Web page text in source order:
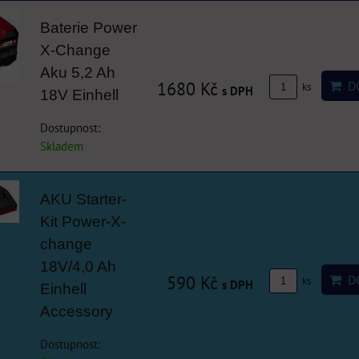
Baterie Power
X-Change
Aku 5,2 Ah
18V Einhell
Dostupnost:
Skladem
1680 Kč s DPH ks
AKU Starter-
Kit Power-X-
change
18V/4,0 Ah
Einhell
Accessory
Dostupnost:
590 Kč s DPH ks